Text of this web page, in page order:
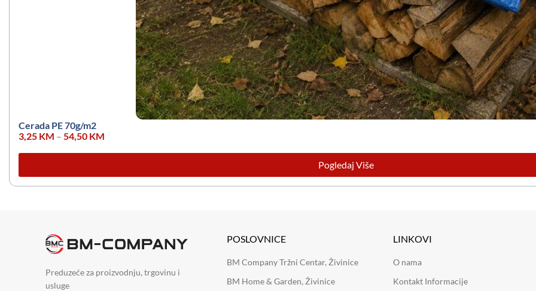
Cerada PE 70g/m2
3,25 KM – 54,50 KM
Pogledaj Više
Preduzeće za proizvodnju, trgovinu i
usluge
POSLOVNICE
BM Company Tržni Centar, Živinice
BM Home & Garden, Živinice
LINKOVI
O nama
Kontakt Informacije